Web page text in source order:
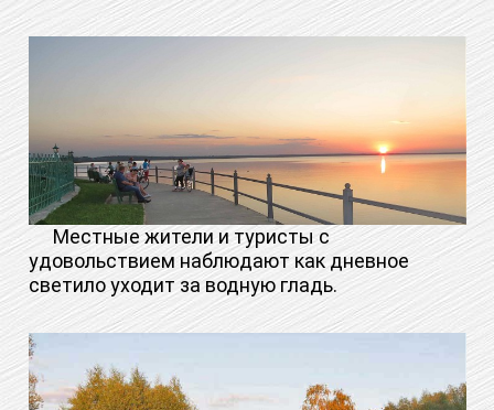
Местные жители и туристы с
удовольствием наблюдают как дневное
светило уходит за водную гладь.